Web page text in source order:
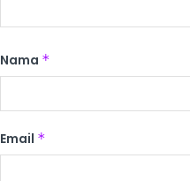
Nama *
Email *